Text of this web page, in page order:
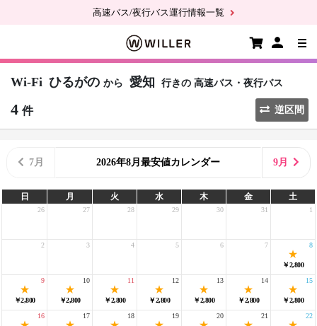
高速バス/夜行バス運行情報一覧
Wi-Fi ひるがの から 愛知 行きの 高速バス・夜行バス
4 件 逆区間
7月 2026年8月最安値カレンダー 9月
日 月 火 水 木 金 土
26 27 28 29 30 31 1
2 3 4 5 6 7
￥2,800
8
￥2,800
9
￥2,800
10
￥2,800
11
￥2,800
12
￥2,800
13
￥2,800
14
￥2,800
15
16 17 18 19 20 21 22